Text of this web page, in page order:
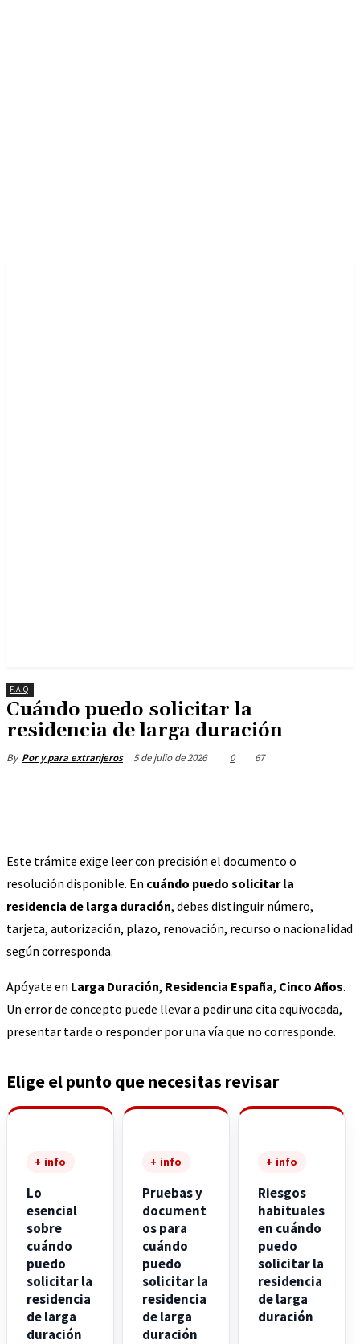
F.A.Q
Cuándo puedo solicitar la
residencia de larga duración
By Por y para extranjeros 5 de julio de 2026 0 67
Este trámite exige leer con precisión el documento o
resolución disponible. En cuándo puedo solicitar la
residencia de larga duración, debes distinguir número,
tarjeta, autorización, plazo, renovación, recurso o nacionalidad
según corresponda.
Apóyate en Larga Duración, Residencia España, Cinco Años.
Un error de concepto puede llevar a pedir una cita equivocada,
presentar tarde o responder por una vía que no corresponde.
Elige el punto que necesitas revisar
+ info
Lo
esencial
sobre
cuándo
puedo
solicitar la
residencia
de larga
duración
+ info
Pruebas y
document
os para
cuándo
puedo
solicitar la
residencia
de larga
duración
+ info
Riesgos
habituales
en cuándo
puedo
solicitar la
residencia
de larga
duración